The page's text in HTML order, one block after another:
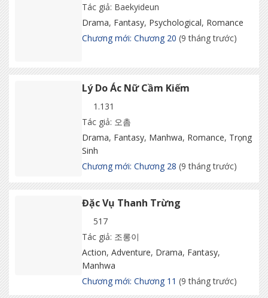
Tác giả: Baekyideun
Drama, Fantasy, Psychological, Romance
Chương mới: Chương 20 (9 tháng trước)
Lý Do Ác Nữ Cầm Kiếm
1.131
Tác giả: 오촘
Drama, Fantasy, Manhwa, Romance, Trọng
Sinh
Chương mới: Chương 28 (9 tháng trước)
Đặc Vụ Thanh Trừng
517
Tác giả: 조롱이
Action, Adventure, Drama, Fantasy,
Manhwa
Chương mới: Chương 11 (9 tháng trước)